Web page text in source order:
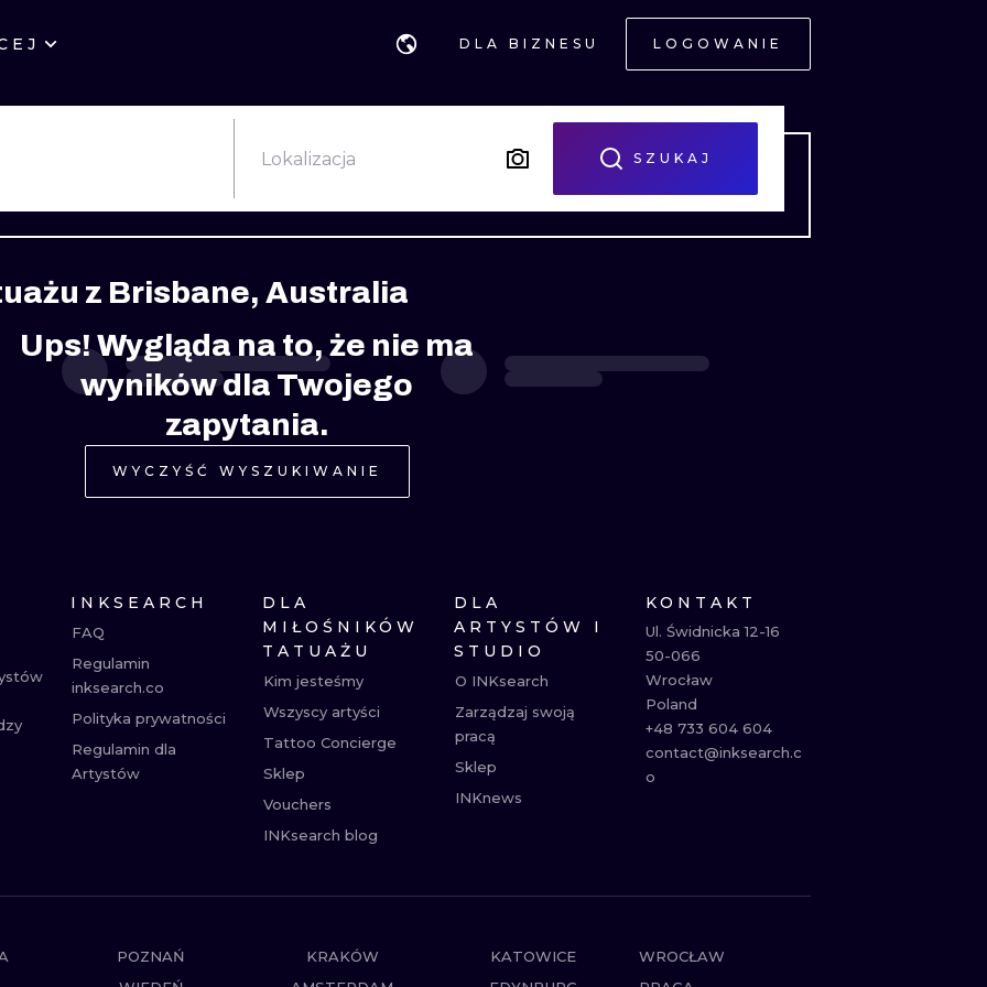
DLA BIZNESU LOGOWANIE
EDYNBURG
STYLE GEOMETRYCZNE
KALIGRAFIA
NEW SCHOOL
BIOMECHANIKA NEO TRADYCYJNE
TRIBAL IGNORANT
RYCINOWE KONTURY
KRESKÓWKOWE DOTWORK
Lokalizacja SZUKAJ
z Brisbane, Australia
Ups! Wygląda na to, że nie ma
wyników dla Twojego
zapytania.
WYCZYŚĆ WYSZUKIWANIE
INKSEARCH
FAQ
Regulamin
inksearch.co
Polityka prywatności
Regulamin dla
Artystów
DLA
MIŁOŚNIKÓW
TATUAŻU
Kim jesteśmy
Wszyscy artyści
Tattoo Concierge
Sklep
Vouchers
INKsearch blog
DLA
ARTYSTÓW I
STUDIO
O INKsearch
Zarządzaj swoją
pracą
Sklep
INKnews
KONTAKT
Ul. Świdnicka 12-16
50-066
Wrocław
Poland
+48 733 604 604
contact@inksearch.c
o
POZNAŃ KRAKÓW KATOWICE
WROCŁAW